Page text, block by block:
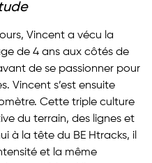
Vincent a vécu la
de 4 ans aux côtés de
de se passionner pour
Vincent s’est ensuite
Cette triple culture
du terrain, des lignes et
à la tête du BE Htracks, il
et la même